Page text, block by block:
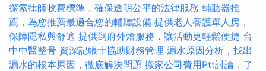
探索律師收費標準，確保透明公平的法律服務 輔聽器推
薦，為您推薦最適合您的輔聽設備 提供老人養護單人房，
保障隱私與舒適 提供到府外燴服務，讓活動更輕鬆便捷 台
中中醫整骨 資深記帳士協助財務管理 漏水原因分析，找出
漏水的根本原因，徹底解決問題 搬家公司費用Ptt討論，了